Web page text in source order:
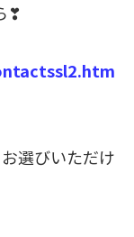
❣
選びいただけ